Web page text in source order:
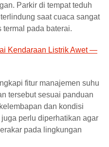
Parkir di tempat teduh
saat cuaca sangat
pada baterai.
Kendaraan Listrik Awet —
fitur manajemen suhu
tersebut sesuai panduan
dan kondisi
perlu diperhatikan agar
pada lingkungan